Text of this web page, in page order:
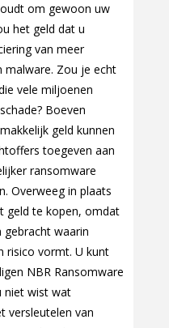
om gewoon uw
het geld dat u
van meer
Zou je echt
vele miljoenen
Boeven
geld kunnen
toegeven aan
ransomware
Overweeg in plaats
geld te kopen, omdat
waarin
risico vormt. U kunt
NBR Ransomware
niet wist wat
versleutelen van